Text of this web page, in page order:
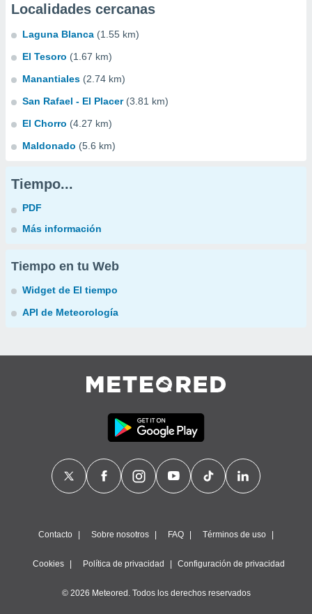
Localidades cercanas
Laguna Blanca (1.55 km)
El Tesoro (1.67 km)
Manantiales (2.74 km)
San Rafael - El Placer (3.81 km)
El Chorro (4.27 km)
Maldonado (5.6 km)
Tiempo...
PDF
Más información
Tiempo en tu Web
Widget de El tiempo
API de Meteorología
Contacto Sobre nosotros FAQ Términos de uso
Cookies Política de privacidad Configuración de privacidad
© 2026 Meteored. Todos los derechos reservados